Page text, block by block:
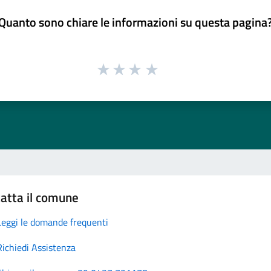
sono chiare le informazioni su questa
il comune
le domande frequenti
Assistenza